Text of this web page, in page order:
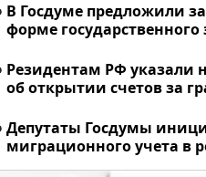
В Госдуме предложили
форме государственного
Резидентам РФ
об открытии счетов за
Депутаты Госдумы
миграционного учета в